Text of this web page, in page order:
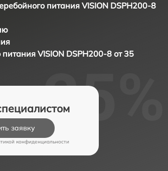
питания VISION DSPH200-8
VISION DSPH200-8 от 35
заявку
конфиденциальности